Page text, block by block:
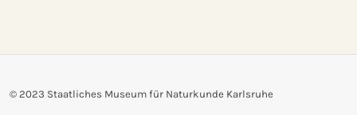
© 2023 Staatliches Museum für Naturkunde Karlsruhe